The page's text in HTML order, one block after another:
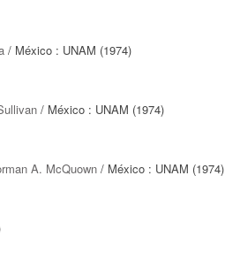
/ México : UNAM (1974)
/ México : UNAM (1974)
A. McQuown / México : UNAM (1974)